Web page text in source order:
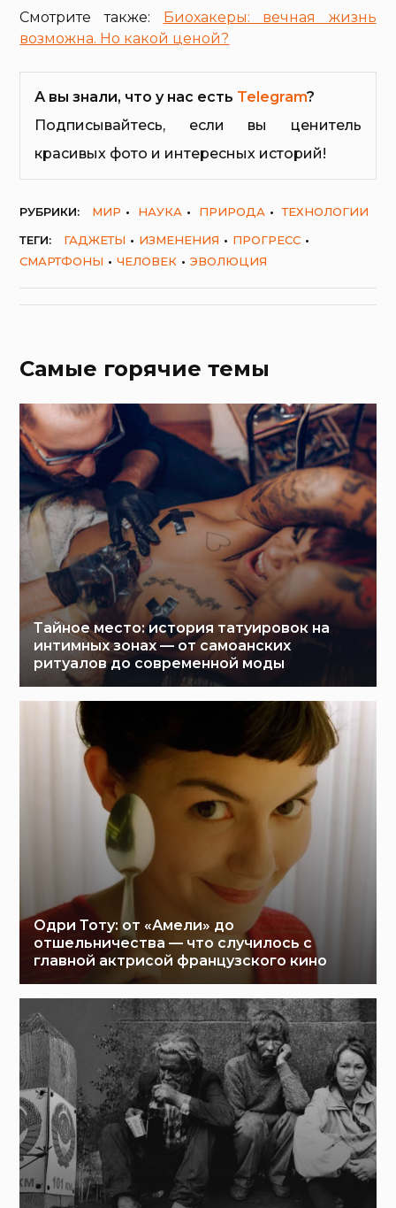
Смотрите также: Биохакеры: вечная жизнь
возможна. Но какой ценой?
А вы знали, что у нас есть Telegram?
Подписывайтесь, если вы ценитель
красивых фото и интересных историй!
РУБРИКИ: МИР НАУКА ПРИРОДА
ТЕХНОЛОГИИ
ТЕГИ:
ГАДЖЕТЫ ИЗМЕНЕНИЯ
ПРОГРЕСС
СМАРТФОНЫ
ЧЕЛОВЕК ЭВОЛЮЦИЯ
Самые горячие темы
Тайное место: история татуировок на
интимных зонах — от самоанских
ритуалов до современной моды
Одри Тоту: от «Амели» до
отшельничества — что случилось с
главной актрисой французского кино